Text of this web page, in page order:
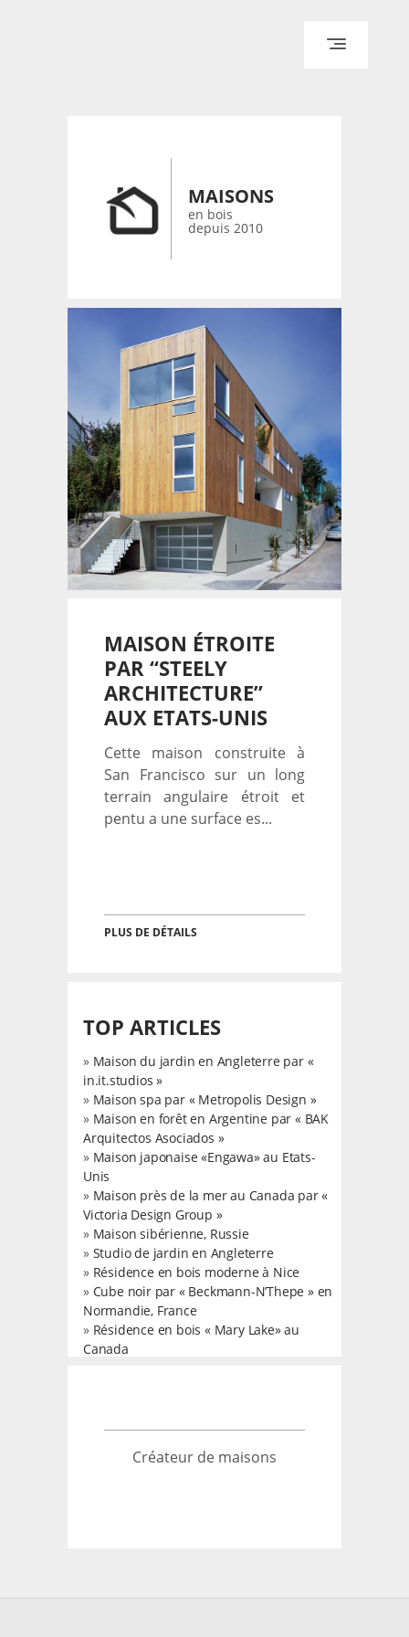
CONTACT
MAISONS
en bois
depuis 2010
MAISON ÉTROITE
PAR “STEELY
ARCHITECTURE”
AUX ETATS-UNIS
Cette maison construite à
San Francisco sur un long
terrain angulaire étroit et
pentu a une surface es...
PLUS DE DÉTAILS
TOP ARTICLES
» Maison du jardin en Angleterre par «
in.it.studios »
» Maison spa par « Metropolis Design »
» Maison en forêt en Argentine par « BAK
Arquitectos Asociados »
» Maison japonaise «Engawa» au Etats-
Unis
» Maison près de la mer au Canada par «
Victoria Design Group »
» Maison sibérienne, Russie
» Studio de jardin en Angleterre
» Résidence en bois moderne à Nice
» Cube noir par « Beckmann-N’Thepe » en
Normandie, France
» Résidence en bois « Mary Lake» au
Canada
Créateur de maisons